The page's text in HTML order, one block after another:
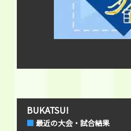
BUKATSU!
最近の大会・試合結果